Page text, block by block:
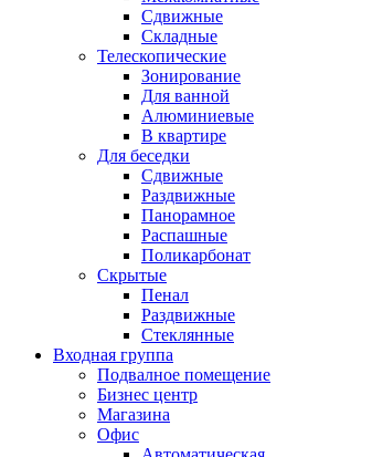
Сдвижные
Складные
Телескопические
Зонирование
Для ванной
Алюминиевые
В квартире
Для беседки
Сдвижные
Раздвижные
Панорамное
Распашные
Поликарбонат
Скрытые
Пенал
Раздвижные
Стеклянные
Входная группа
Подвалное помещение
Бизнес центр
Магазина
Офис